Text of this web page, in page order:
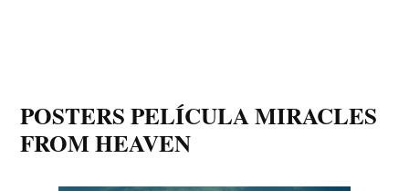
POSTERS PELÍCULA MIRACLES
FROM HEAVEN